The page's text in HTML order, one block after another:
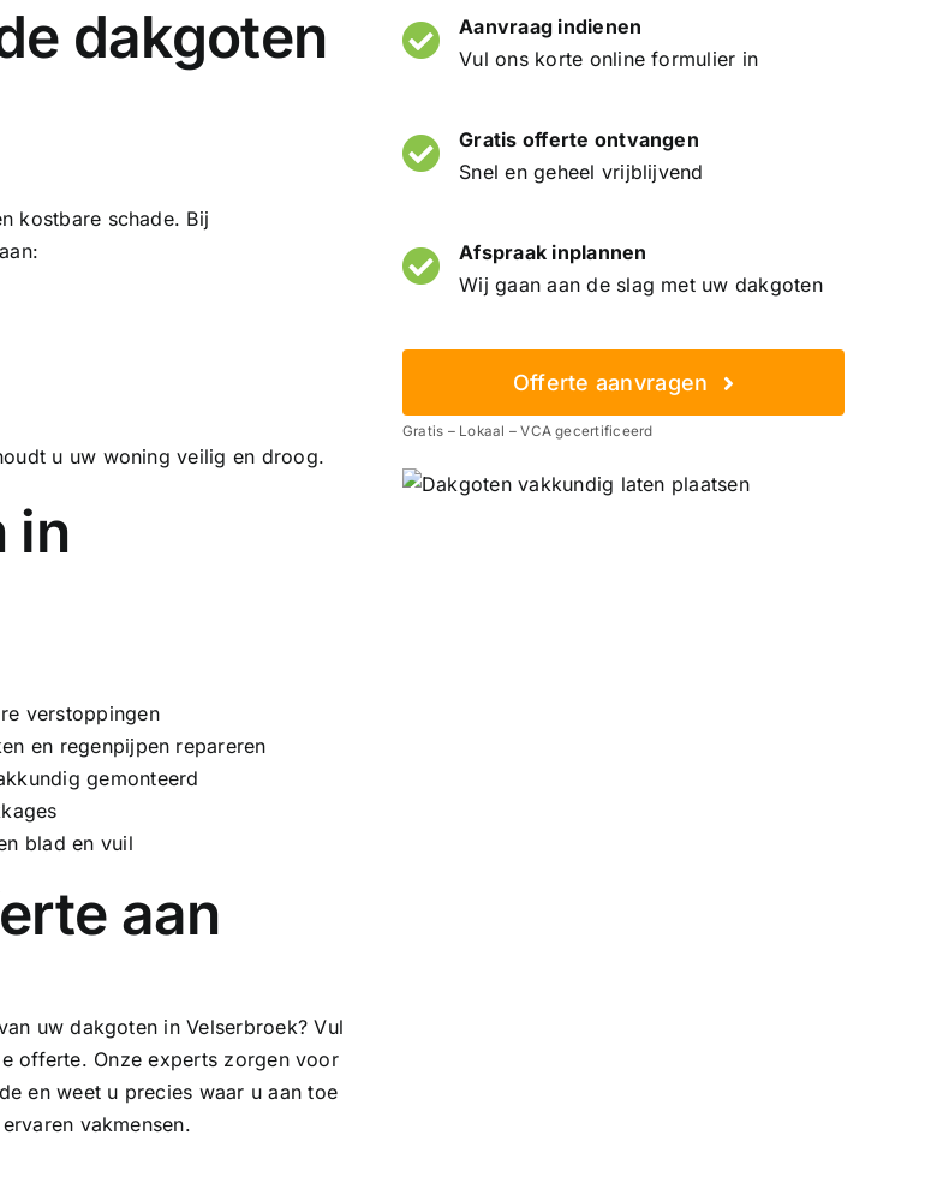
dakgoten
kostbare schade. Bij
u uw woning veilig en droog.
in
verstoppingen
en regenpijpen repareren
gemonteerd
blad en vuil
aan
uw dakgoten in Velserbroek? Vul
offerte. Onze experts zorgen voor
en weet u precies waar u aan toe
vakmensen.
Aanvraag indienen
Vul ons korte online formulier in
Gratis offerte ontvangen
Snel en geheel vrijblijvend
Afspraak inplannen
Wij gaan aan de slag met uw dakgoten
Offerte aanvragen
Gratis – Lokaal – VCA gecertificeerd